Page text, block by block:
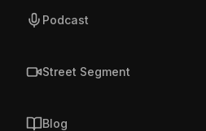
Podcast
Street Segment
Blog